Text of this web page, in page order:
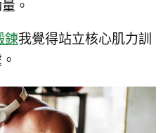
。
鍊我覺得站立核心肌力訓